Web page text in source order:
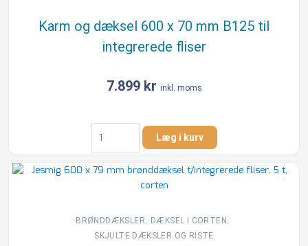
integrerede
fliser
Karm og dæksel 600 x 70 mm B125 til
integrerede fliser
7.899 kr inkl. moms
Karm
og
dæksel
600
mm
B125
Læg i kurv
BRØNDDÆKSLER, DÆKSEL I CORTEN ,
SKJULTE DÆKSLER OG RISTE